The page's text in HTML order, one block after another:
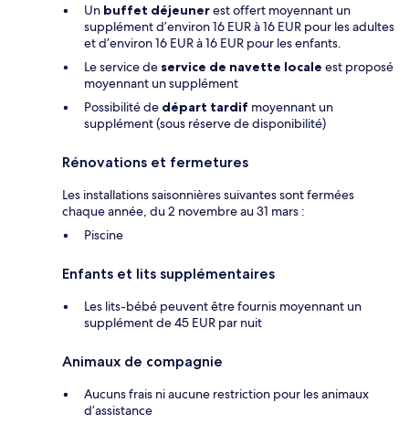
Un buffet déjeunerest offert moyennant un
supplément d’environ 16 EUR à 16 EUR pour les adultes
et d’environ 16 EUR à 16 EUR pour les enfants.
Le service de service de navette locale est proposé
moyennant un supplément
Possibilité de départ tardif moyennant un
supplément (sous réserve de disponibilité)
Rénovations et fermetures
Les installations saisonnières suivantes sont fermées
chaque année, du 2 novembre au 31 mars :
Piscine
Enfants et lits supplémentaires
Les lits-bébé peuvent être fournis moyennant un
supplément de 45 EUR par nuit
Animaux de compagnie
Aucuns frais ni aucune restriction pour les animaux
d’assistance